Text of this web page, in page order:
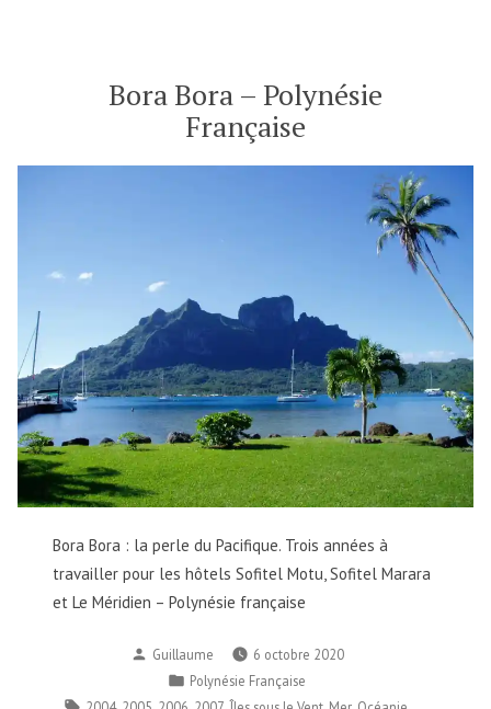
Bora Bora – Polynésie
Française
Bora Bora : la perle du Pacifique. Trois années à
travailler pour les hôtels Sofitel Motu, Sofitel Marara
et Le Méridien – Polynésie française
Publié
par
Guillaume
6 octobre 2020
Publié
dans
Polynésie Française
Étiquettes :
, ,